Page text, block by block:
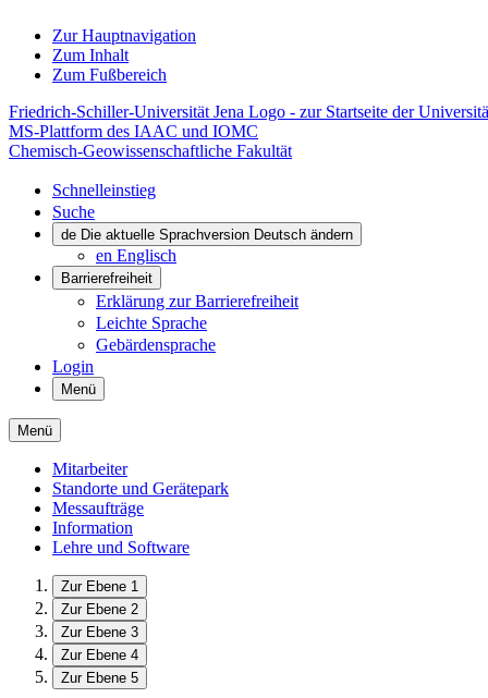
Zur Hauptnavigation
Zum Inhalt
Zum Fußbereich
Friedrich-Schiller-Universität Jena Logo - zur Startseite der
MS-Plattform des IAAC und IOMC
Chemisch-Geowissenschaftliche Fakultät
Schnelleinstieg
Suche
de Die aktuelle Sprachversion Deutsch ändern
en Englisch
Barrierefreiheit
Erklärung zur Barrierefreiheit
Leichte Sprache
Gebärdensprache
Login
Menü
Menü
Mitarbeiter
Standorte und Gerätepark
Messaufträge
Information
Lehre und Software
Zur Ebene 1
Zur Ebene 2
Zur Ebene 3
Zur Ebene 4
Zur Ebene 5